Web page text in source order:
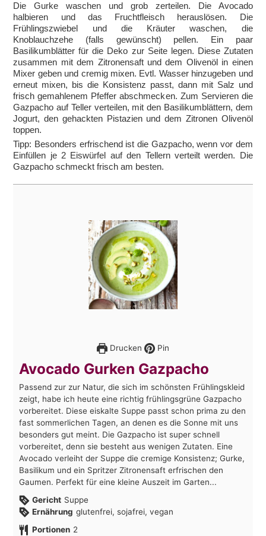
Die Gurke waschen und grob zerteilen. Die Avocado
halbieren und das Fruchtfleisch herauslösen. Die
Frühlingszwiebel und die Kräuter waschen, die
Knoblauchzehe (falls gewünscht) pellen. Ein paar
Basilikumblätter für die Deko zur Seite legen. Diese Zutaten
zusammen mit dem Zitronensaft und dem Olivenöl in einen
Mixer geben und cremig mixen. Evtl. Wasser hinzugeben und
erneut mixen, bis die Konsistenz passt, dann mit Salz und
frisch gemahlenem Pfeffer abschmecken. Zum Servieren die
Gazpacho auf Teller verteilen, mit den Basilikumblättern, dem
Jogurt, den gehackten Pistazien und dem Zitronen Olivenöl
toppen.
Tipp: Besonders erfrischend ist die Gazpacho, wenn vor dem
Einfüllen je 2 Eiswürfel auf den Tellern verteilt werden. Die
Gazpacho schmeckt frisch am besten.
Drucken Pin
Avocado Gurken Gazpacho
Passend zur zur Natur, die sich im schönsten Frühlingskleid
zeigt, habe ich heute eine richtig frühlingsgrüne Gazpacho
vorbereitet. Diese eiskalte Suppe passt schon prima zu den
fast sommerlichen Tagen, an denen es die Sonne mit uns
besonders gut meint. Die Gazpacho ist super schnell
vorbereitet, denn sie besteht aus wenigen Zutaten. Eine
Avocado verleiht der Suppe die cremige Konsistenz; Gurke,
Basilikum und ein Spritzer Zitronensaft erfrischen den
Gaumen. Perfekt für eine kleine Auszeit im Garten...
Gericht Suppe
Ernährung glutenfrei, sojafrei, vegan
Portionen 2